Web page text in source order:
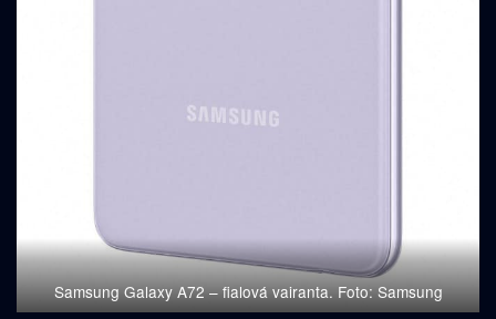
Samsung Galaxy A72 – fialová vairanta. Foto: Samsung